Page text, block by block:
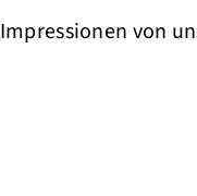
von